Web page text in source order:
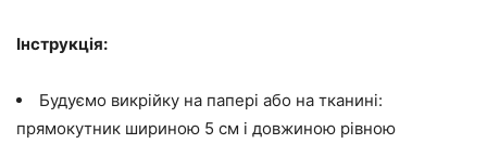
Інструкція:
Будуємо викрійку на папері або на тканині:
прямокутник шириною 5 см і довжиною рівною